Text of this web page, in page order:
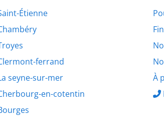
Étienne
ferrand
seyne-sur-mer
en-cotentin
À